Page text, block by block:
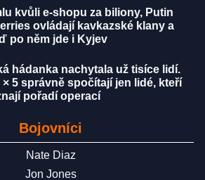
kvůli e-shopu za biliony, Putin
ovládají kavkazské klany a
po něm jde i Kyjev
hádanka nachytala už tisíce lidí.
× 5 správně spočítají jen lidé, kteří
pořadí operací
Bojovníci
Nate Diaz
Jon Jones